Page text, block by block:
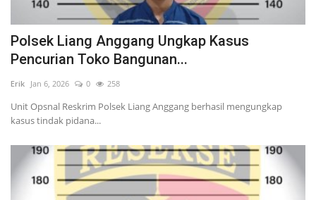
Polsek Liang Anggang Ungkap Kasus
Pencurian Toko Bangunan...
Erik Jan 6, 2026 0 258
Unit Opsnal Reskrim Polsek Liang Anggang berhasil mengungkap
kasus tindak pidana...